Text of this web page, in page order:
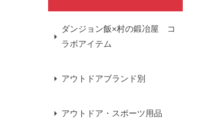
ダンジョン飯×村の鍛冶屋 コ
ラボアイテム
アウトドアブランド別
アウトドア・スポーツ用品